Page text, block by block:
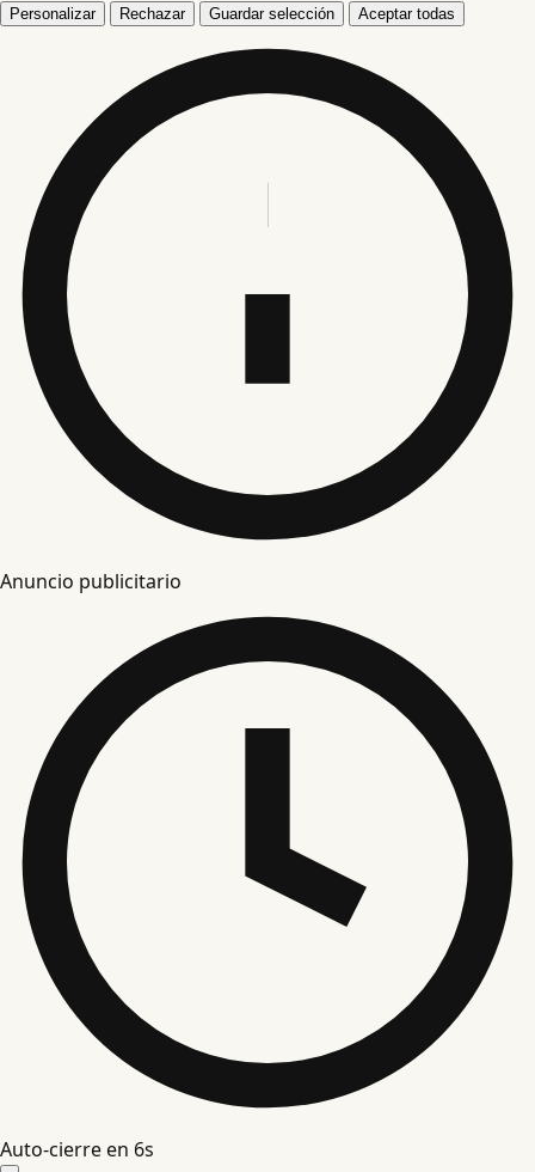
Personalizar Rechazar Guardar selección Aceptar todas
Anuncio publicitario
Auto-cierre en 5s